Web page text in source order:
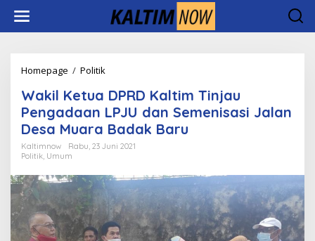
konten
Homepage / Politik
DPRD
Kaltim
Tinjau
Pengadaan
LPJU
Jalan
Desa
Muara
Badak
Baru
Wakil Ketua DPRD Kaltim Tinjau
Pengadaan LPJU dan Semenisasi Jalan
Desa Muara Badak Baru
Kaltimnow
Rabu, 23 Juni 2021
Politik, Umum